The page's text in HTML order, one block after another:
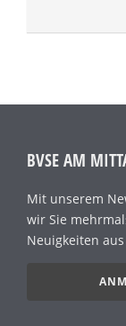
BVSE AM
Mit unserem
wir Sie
Neuigkeiten